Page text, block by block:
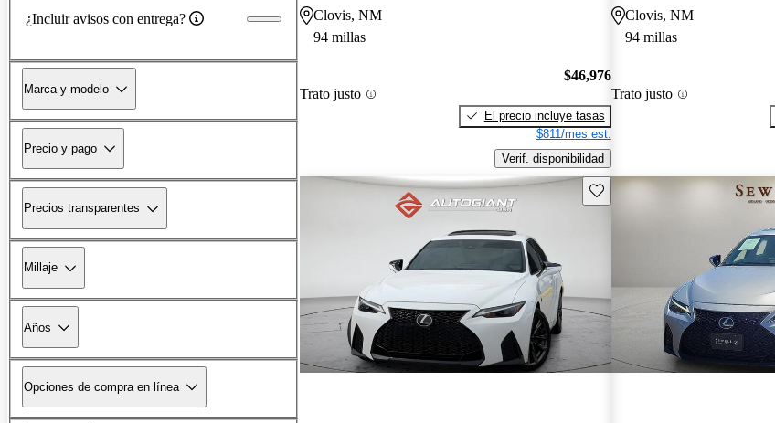
¿Incluir avisos con entrega?
Marca y modelo
Precio y pago
Precios transparentes
Millaje
Años
Opciones de compra en línea
Clovis, NM
94 millas
Trato justo
$46,976
El precio incluye tasas
$811/mes est.
Verif. disponibilidad
Clovis, NM
94 millas
Trato justo
Guarda este Aviso